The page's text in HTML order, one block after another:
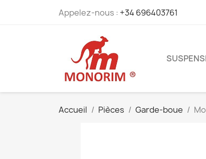
Appelez-nous : +34 696403761
Accueil Pièces Garde-boue